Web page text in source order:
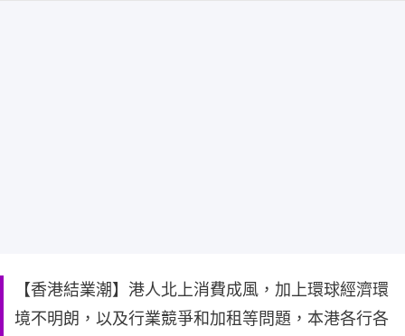
【香港結業潮】港人北上消費成風，加上環球經濟環
境不明朗，以及行業競爭和加租等問題，本港各行各